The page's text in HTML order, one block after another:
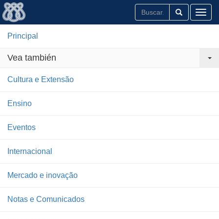
Principal
Vea también
Cultura e Extensão
Ensino
Eventos
Internacional
Mercado e inovação
Notas e Comunicados